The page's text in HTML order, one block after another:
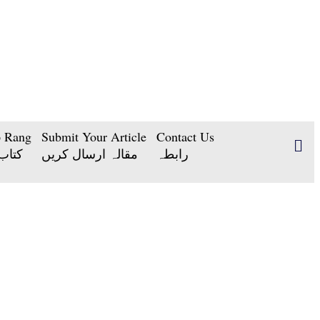
Submit Your Article
مقالہ ارسال کریں
Contact Us
رابطہ